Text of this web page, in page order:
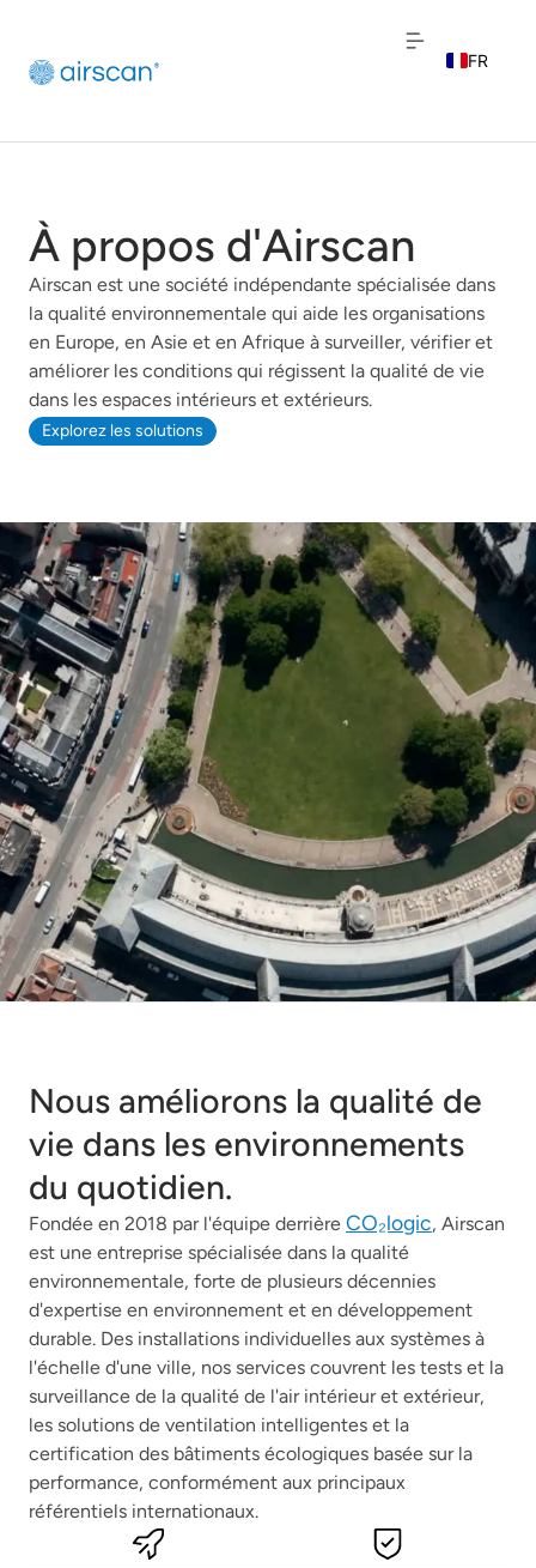
FR
NL
À propos d'Airscan
Airscan est une société indépendante spécialisée dans
la qualité environnementale qui aide les organisations
en Europe, en Asie et en Afrique à surveiller, vérifier et
améliorer les conditions qui régissent la qualité de vie
dans les espaces intérieurs et extérieurs.
Explorez les solutions
Nous améliorons la qualité de
vie dans les environnements
du quotidien.
Fondée en 2018 par l'équipe derrière CO₂logic, Airscan
est une entreprise spécialisée dans la qualité
environnementale, forte de plusieurs décennies
d'expertise en environnement et en développement
durable. Des installations individuelles aux systèmes à
l'échelle d'une ville, nos services couvrent les tests et la
surveillance de la qualité de l'air intérieur et extérieur,
les solutions de ventilation intelligentes et la
certification des bâtiments écologiques basée sur la
performance, conformément aux principaux
référentiels internationaux.